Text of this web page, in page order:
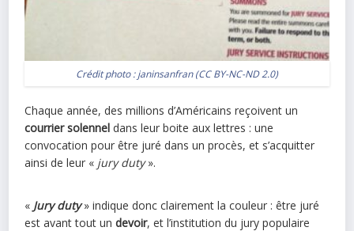
Crédit photo :janinsanfran(CC BY-NC-ND 2.0)
Chaque année, des millions d’Américains reçoivent un
courrier solennel dans leur boite aux lettres : une
convocation pour être juré dans un procès, et s’acquitter
ainsi de leur « jury duty».
« Jury duty » indique donc clairement la couleur : être juré
est avant tout undevoir, et l’institution du jury populaire